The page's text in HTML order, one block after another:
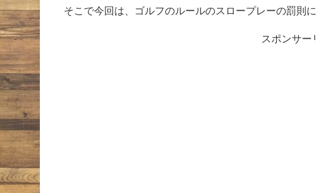
そこで今回は、ゴルフのルールのスロープレーの罰則
スポンサー